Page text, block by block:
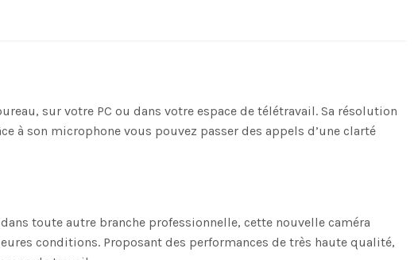
sur votre PC ou dans votre espace de télétravail. Sa résolution
à son microphone vous pouvez passer des appels d’une clarté
toute autre branche professionnelle, cette nouvelle caméra
conditions. Proposant des performances de très haute qualité,